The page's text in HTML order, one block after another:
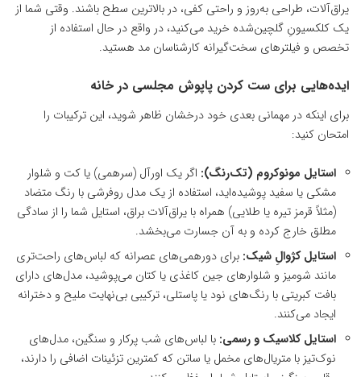
یراق‌آلات، طراحی به‌روز و راحتی کفی، در بالاترین سطح باشند. وقتی شما از
یک کلکسیونِ گلچین‌شده خرید می‌کنید، در واقع در حال استفاده از
تخصص و فیلترهای سخت‌گیرانه کارشناسان مد هستید.
ایده‌هایی برای ست کردن پاپوش مجلسی در خانه
برای اینکه در مهمانی بعدی خود درخشان ظاهر شوید، این ترکیبات را
امتحان کنید:
استایل مونوکروم (تک‌رنگ): اگر یک اورآل (سرهمی) یا کت و شلوار
مشکی یا سفید پوشیده‌اید، استفاده از یک مدل روفرشی با رنگ متضاد
(مثلاً قرمز تیره یا طلایی) همراه با یراق‌آلات براق، استایل شما را از سادگی
مطلق خارج کرده و به آن جسارت می‌بخشد.
استایل کژوالِ شیک: برای دورهمی‌های عصرانه که لباس‌های راحت‌تری
مانند شومیز و شلوارهای جین کاغذی یا کتان می‌پوشید، مدل‌های دارای
بافت کبریتی با رنگ‌های نود یا پاستلی، ترکیبی بی‌نهایت ملیح و دخترانه
ایجاد می‌کنند.
استایل کلاسیک و رسمی: با لباس‌های شب پرکار و سنگین، مدل‌های
نوک‌تیز با متریال‌های مخمل یا ساتن که کمترین تزئینات اضافی را دارند،